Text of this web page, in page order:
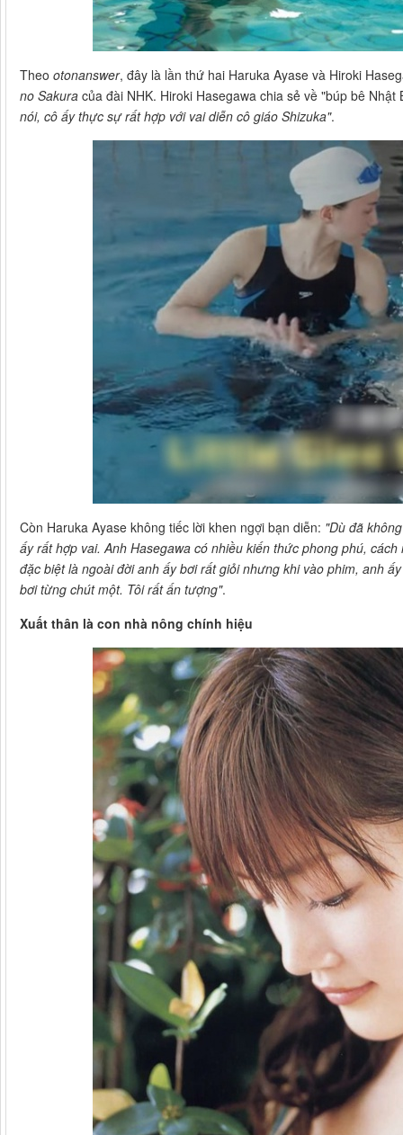
Theo otonanswer, đây là lần thứ hai Haruka Ayase và Hiroki
no Sakura của đài NHK. Hiroki Hasegawa chia sẻ về "búp bê
nói, cô ấy thực sự rất hợp với vai diễn cô giáo Shizuka".
Còn Haruka Ayase không tiếc lời khen ngợi bạn diễn: "Dù đã
ấy rất hợp vai. Anh Hasegawa có nhiều kiến thức phong phú,
đặc biệt là ngoài đời anh ấy bơi rất giỏi nhưng khi vào phim, anh
bơi từng chút một. Tôi rất ấn tượng".
Xuất thân là con nhà nông chính hiệu